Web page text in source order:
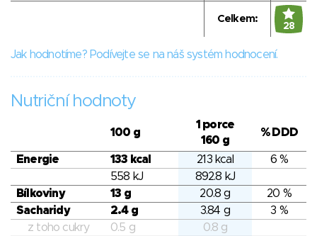
Celkem:
28
Jak hodnotíme? Podívejte se na náš systém hodnocení.
Nutriční hodnoty
100 g
1 porce
160 g
% DDD
Energie 133 kcal 213 kcal
6 %
558 kJ
892.8 kJ
Bílkoviny
13 g 20.8 g
20 %
Sacharidy
2.4 g 3.84 g
3 %
z toho cukry
0.5 g
0.8 g